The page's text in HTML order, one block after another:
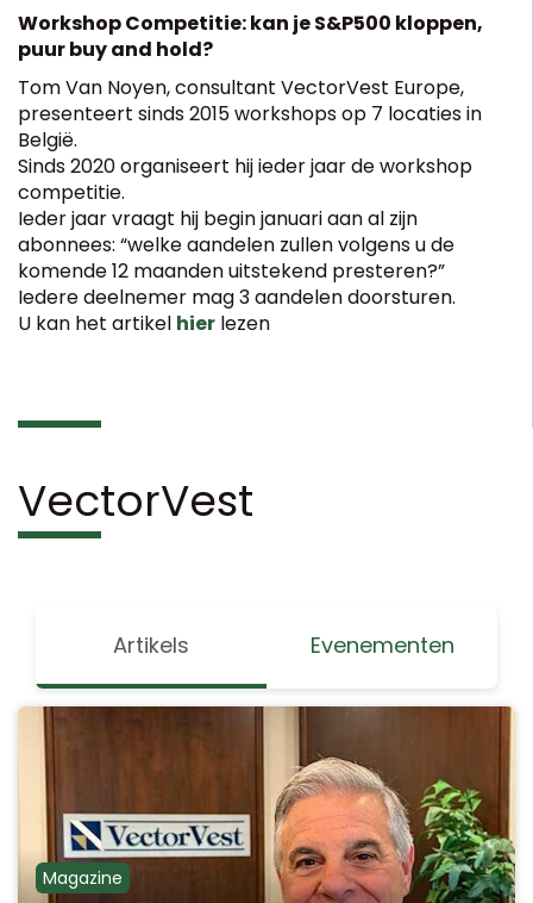
Workshop Competitie: kan je S&P500 kloppen,
puur buy and hold?
Tom Van Noyen, consultant VectorVest Europe,
presenteert sinds 2015 workshops op 7 locaties in
België.
Sinds 2020 organiseert hij ieder jaar de workshop
competitie.
Ieder jaar vraagt hij begin januari aan al zijn
abonnees: “welke aandelen zullen volgens u de
komende 12 maanden uitstekend presteren?”
Iedere deelnemer mag 3 aandelen doorsturen.
U kan het artikel hier lezen
VectorVest
Artikels Evenementen
Magazine